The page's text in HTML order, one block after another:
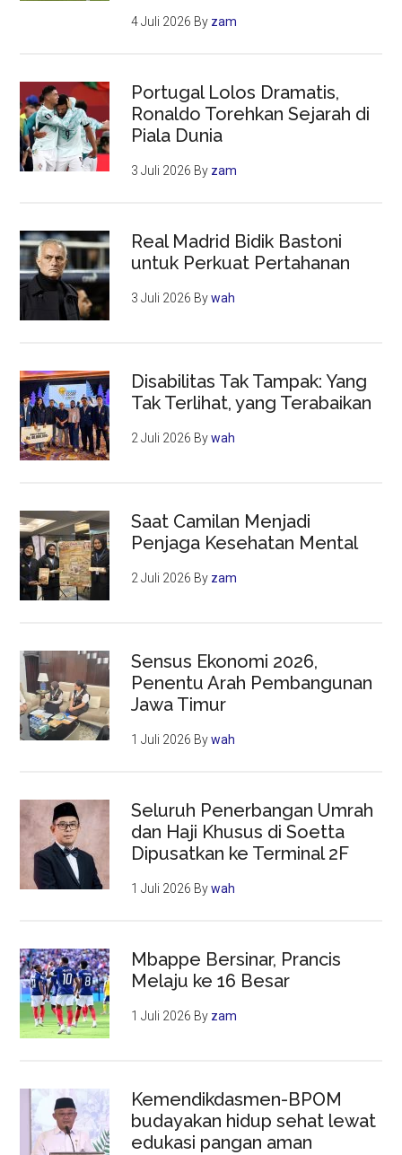
4 Juli 2026 By zam
Portugal Lolos Dramatis,
Ronaldo Torehkan Sejarah di
Piala Dunia
3 Juli 2026 By zam
Real Madrid Bidik Bastoni
untuk Perkuat Pertahanan
3 Juli 2026 Bywah
Disabilitas Tak Tampak: Yang
Tak Terlihat, yang Terabaikan
2 Juli 2026 Bywah
Saat Camilan Menjadi
Penjaga Kesehatan Mental
2 Juli 2026 By zam
Sensus Ekonomi 2026,
Penentu Arah Pembangunan
Jawa Timur
1 Juli 2026 Bywah
Seluruh Penerbangan Umrah
dan Haji Khusus di Soetta
Dipusatkan ke Terminal 2F
1 Juli 2026 Bywah
Mbappe Bersinar, Prancis
Melaju ke 16 Besar
1 Juli 2026 By zam
Kemendikdasmen-BPOM
budayakan hidup sehat lewat
edukasi pangan aman